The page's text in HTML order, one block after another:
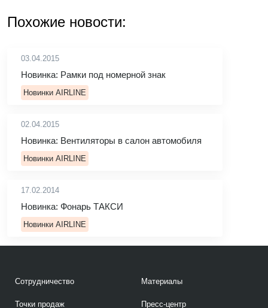
Похожие новости:
03.04.2015
Новинка: Рамки под номерной знак
Новинки AIRLINE
02.04.2015
Новинка: Вентиляторы в салон автомобиля
Новинки AIRLINE
17.02.2014
Новинка: Фонарь ТАКСИ
Новинки AIRLINE
Сотрудничество
Точки продаж
Материалы
Пресс-центр